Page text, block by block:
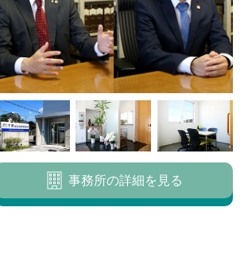
浦河郡浦河町 様似郡様似町 幌泉郡えりも町
河東郡上士幌町 河東郡鹿追町 河西郡芽室町
広尾郡広尾町 足寄郡足寄町 足寄郡陸別町
川上郡標茶町 川上郡弟子屈町 阿寒郡鶴居村
標津郡標津町 目梨郡羅臼町
事務所の詳細を見る